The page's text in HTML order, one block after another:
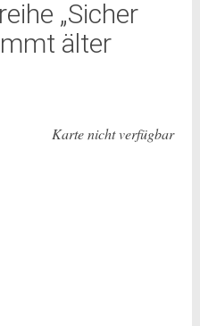
„Sicher
älter
Karte nicht verfügbar